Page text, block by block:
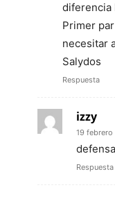
diferencia
Primer
necesitar
Salydos
Respuesta
izzy
19
Respuesta